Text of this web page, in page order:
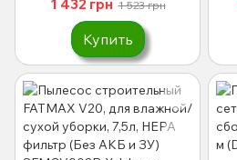
1 432 грн 1 523 грн
Купить